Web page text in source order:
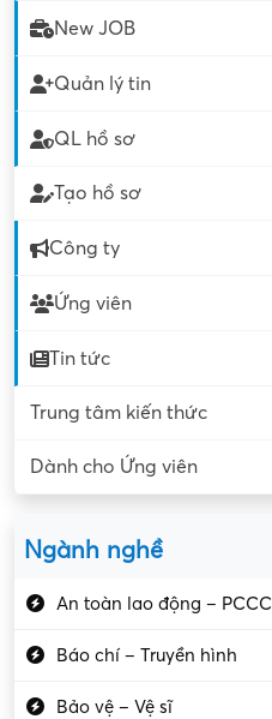
New JOB
Quản lý tin
QL hồ sơ
Tạo hồ sơ
Công ty
Ứng viên
Tin tức
Trung tâm kiến thức
Dành cho Ứng viên
Ngành nghề
An toàn lao động – PCCC
Báo chí – Truyền hình
Bảo vệ – Vệ sĩ